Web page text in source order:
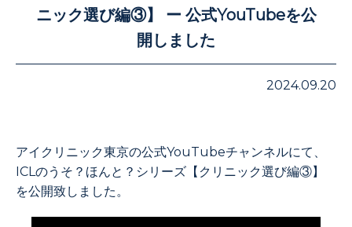
ニック選び編③】 ー 公式YouTubeを公
開しました
2024.09.20
アイクリニック東京の公式YouTubeチャンネルにて、
ICLのうそ？ほんと？シリーズ【クリニック選び編③】
を公開致しました。